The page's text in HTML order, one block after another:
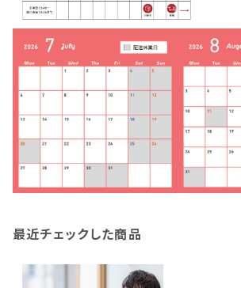
最近チェックした商品